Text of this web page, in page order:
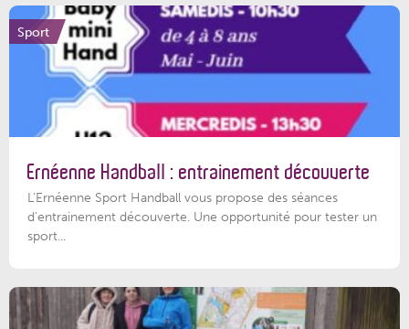
Sport
Ernéenne Handball : entrainement découverte
L'Ernéenne Sport Handball vous propose des séances
d'entrainement découverte. Une opportunité pour tester un
sport...